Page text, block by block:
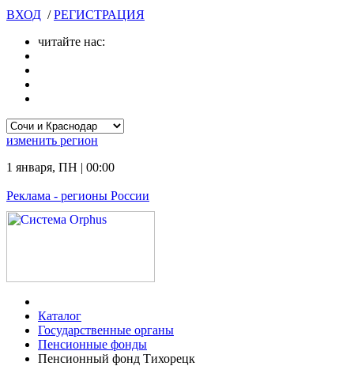
ВХОД /РЕГИСТРАЦИЯ
читайте нас:
изменить регион
1 января, ПН | 00:00
Реклама - регионы России
Каталог
Государственные органы
Пенсионные фонды
Пенсионный фонд Тихорецк